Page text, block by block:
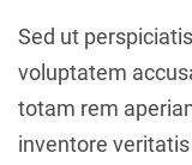
Sed ut
voluptatem
totam rem
inventore